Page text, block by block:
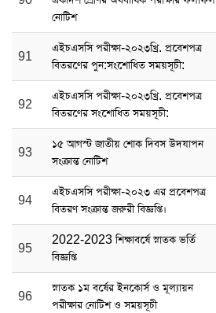
নোটিশ
91
এইচএসসি পরীক্ষা-২০২৩খ্রি. প্রবেশপত্র
বিতরণের পুন:সংশোধিত সময়সূচী:
92
এইচএসসি পরীক্ষা-২০২৩খ্রি. প্রবেশপত্র
বিতরণের সংশোধিত সময়সূচী:
93
১৫ আগস্ট জাতীয় শোক দিবস ‍উদযাপন
সংক্রান্ত নোটিশ
94
এইচএসসি পরীক্ষা-২০২৩ এর প্রবেশপত্র
বিতরণ সংক্রান্ত জরুরী বিজ্ঞপ্তি।
95
2022-2023 শিক্ষাবর্ষে স্নাতক ভর্তি
বিজ্ঞপ্তি
96
স্নাতক ১ম বর্ষের ‍ইনকোর্স ও মূল্যায়ন
পরীক্ষার নোটিশ ও সময়সূচী